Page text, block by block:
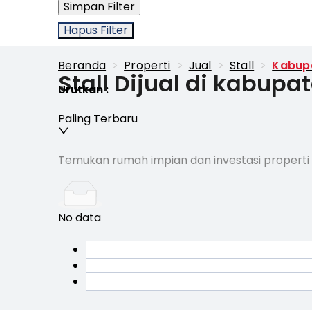
Simpan Filter
Hapus Filter
Beranda > Properti > Jual > Stall >
Stall Dijual di
Urutkan:
Paling Terbaru
Temukan rumah impian dan investasi
No data